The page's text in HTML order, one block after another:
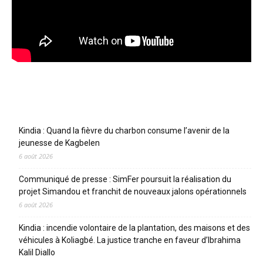
Kindia : Quand la fièvre du charbon consume l’avenir de la
jeunesse de Kagbelen
6 août 2026
Communiqué de presse : SimFer poursuit la réalisation du
projet Simandou et franchit de nouveaux jalons opérationnels
6 août 2026
Kindia : incendie volontaire de la plantation, des maisons et des
véhicules à Koliagbé. La justice tranche en faveur d’Ibrahima
Kalil Diallo